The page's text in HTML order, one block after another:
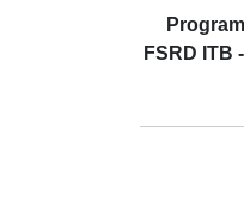
FSRD ITB